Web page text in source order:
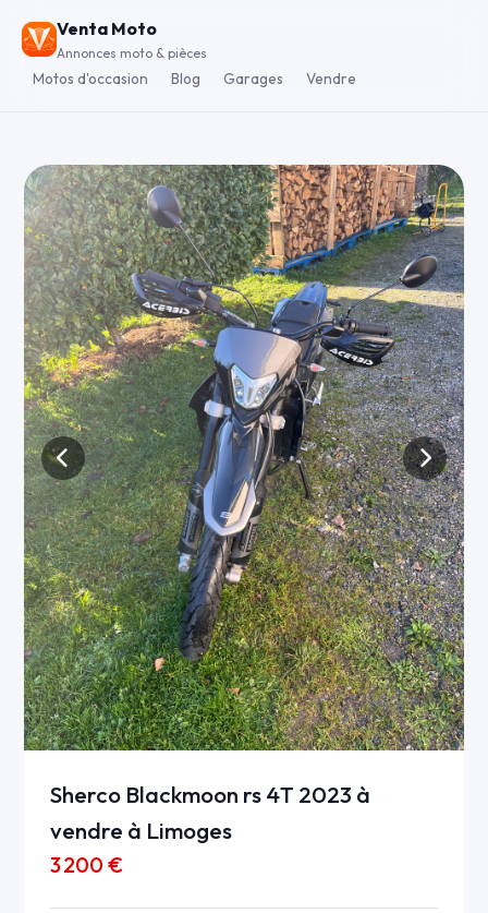
Venta Moto
Annonces moto & pièces
Motos d'occasion Blog Garages Vendre
Sherco Blackmoon rs 4T 2023 à
vendre à Limoges
3 200 €